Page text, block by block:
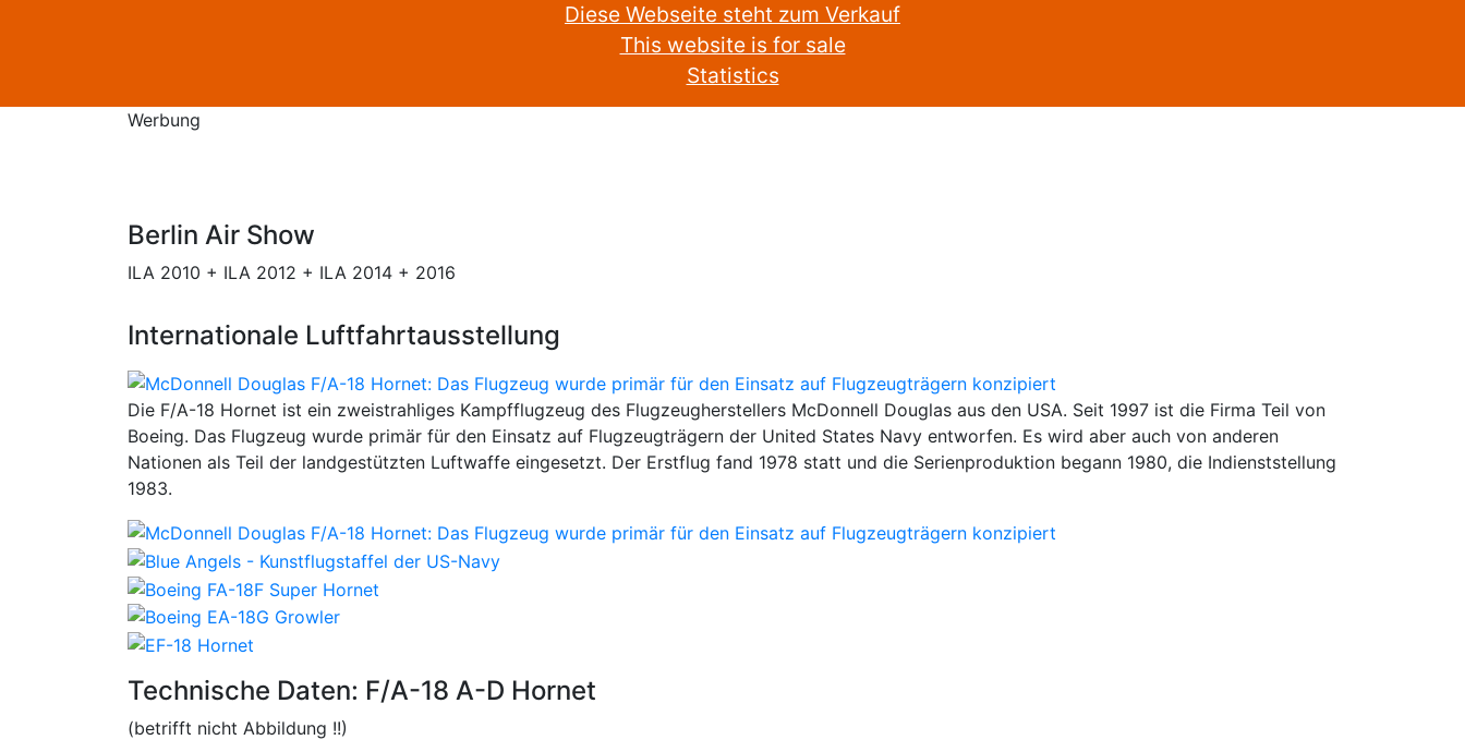
Diese Webseite steht zum Verkauf
This website is for sale
Statistics
Werbung
Berlin Air Show
ILA 2010 + ILA 2012 + ILA 2014 + 2016
Internationale Luftfahrtausstellung
Die F/A-18 Hornet ist ein zweistrahliges Kampfflugzeug des Flugzeugherstellers McDonnell Douglas aus den USA. Seit 1997 ist die Firma Teil von
Boeing. Das Flugzeug wurde primär für den Einsatz auf Flugzeugträgern der United States Navy entworfen. Es wird aber auch von anderen
Nationen als Teil der landgestützten Luftwaffe eingesetzt. Der Erstflug fand 1978 statt und die Serienproduktion begann 1980, die Indienststellung
1983.
Technische Daten: F/A-18 A-D Hornet
(betrifft nicht Abbildung !!)